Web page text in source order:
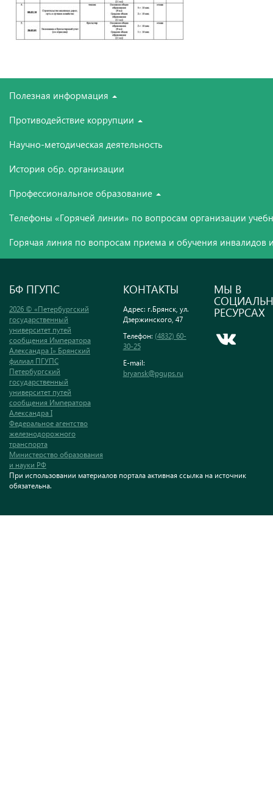
Полезная информация
Противодействие коррупции
Научно-методическая деятельность
История обр. организации
Профессиональное образование
Телефоны «Горячей линии» по вопросам организации
Горячая линия по вопросам приема и обучения инвалидов
БФ ПГУПС
2026 © «Петербургский
государственный
университет путей
сообщения Императора
Александра I» Брянский
филиал ПГУПС
Петербургский
государственный
университет путей
сообщения Императора
Александра I
Федеральное агентство
железнодорожного
транспорта
Министерство образования
и науки РФ
КОНТАКТЫ
Адрес: г.Брянск, ул.
Дзержинского, 47
Телефон: (4832) 60-
30-25
E-mail:
bryansk@pgups.ru
МЫ В
РЕСУРСАХ
При использовании материалов портала активная ссылка на источник
обязательна.